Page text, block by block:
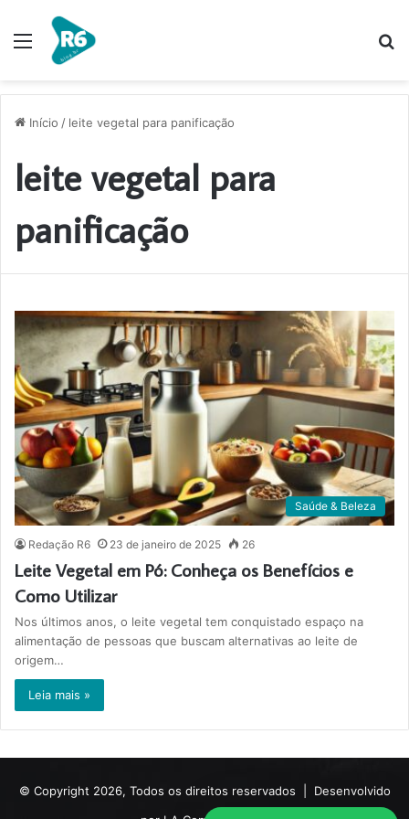
Menu
Início / leite vegetal para panificação
leite vegetal para
panificação
Saúde & Beleza
Redação R6 23 de janeiro de 2025 26
Leite Vegetal em Pó: Conheça os Benefícios e
Como Utilizar
Nos últimos anos, o leite vegetal tem conquistado espaço na
alimentação de pessoas que buscam alternativas ao leite de
origem…
Leia mais »
© Copyright 2026, Todos os direitos reservados | Desenvolvido